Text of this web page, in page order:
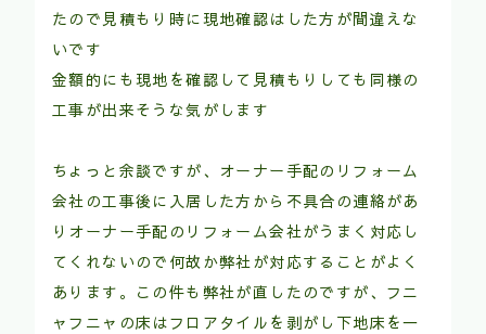
たので見積もり時に現地確認はした方が間違えな
いです
金額的にも現地を確認して見積もりしても同様の
工事が出来そうな気がします
ちょっと余談ですが、オーナー手配のリフォーム
会社の工事後に入居した方から不具合の連絡があ
りオーナー手配のリフォーム会社がうまく対応し
てくれないので何故か弊社が対応することがよく
あります。この件も弊社が直したのですが、フニ
ャフニャの床はフロアタイルを剥がし下地床を一